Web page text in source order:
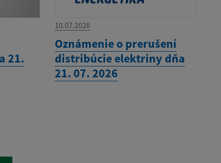
21.
10.07.2026
Oznámenie o prerušení
distribúcie elektriny dňa
21. 07. 2026